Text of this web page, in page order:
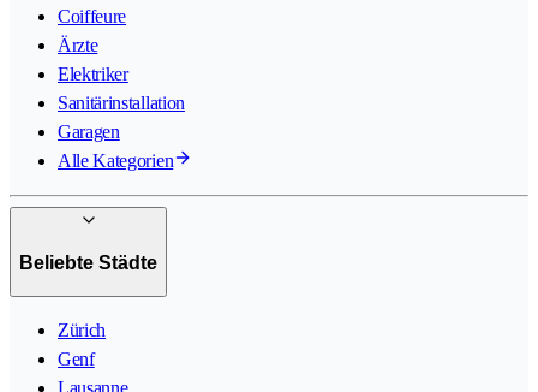
Coiffeure
Ärzte
Elektriker
Sanitärinstallation
Garagen
Alle Kategorien
Beliebte Städte
Zürich
Genf
Lausanne